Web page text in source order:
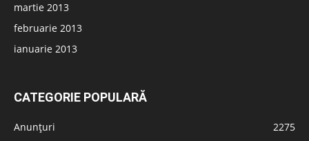
martie 2013
februarie 2013
ianuarie 2013
CATEGORIE POPULARĂ
Anunțuri
2275